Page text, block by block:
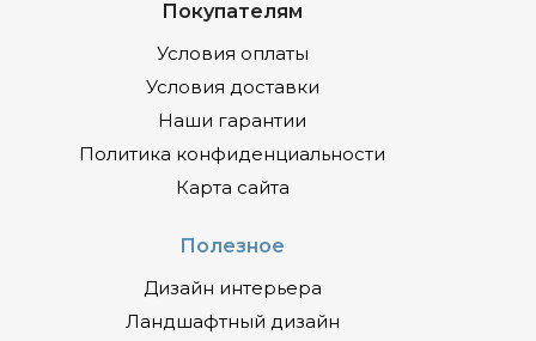
Покупателям
Условия оплаты
Условия доставки
Наши гарантии
Политика конфиденциальности
Карта сайта
Полезное
Дизайн интерьера
Ландшафтный дизайн